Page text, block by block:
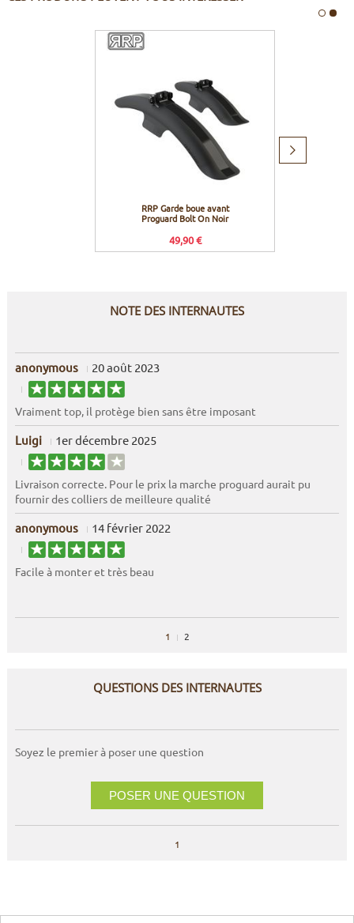
RRP Garde boue avant
Proguard Bolt On Noir
49,90 €
Produit
NOTE DES INTERNAUTES
anonymous 20 août 2023
Vraiment top, il protège bien sans être imposant
Luigi 1er décembre 2025
Livraison correcte. Pour le prix la marche proguard aurait pu
fournir des colliers de meilleure qualité
anonymous 14 février 2022
Facile à monter et très beau
1 2
QUESTIONS DES INTERNAUTES
Soyez le premier à poser une question
POSER UNE QUESTION
1